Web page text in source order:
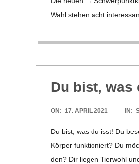
E
-
G
O
L
D
Wahl ste­hen acht
Du bist, was
2021-
ON: 17. APRIL 2021 IN:
Du bist, was du isst! Du
Kör­per funk­tio­niert? Du
den? Dir lie­gen Tier­wohl